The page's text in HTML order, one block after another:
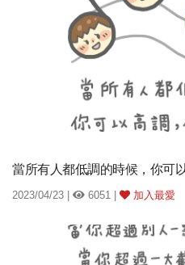
當所有人都低調的時候，你可
2023/04/23 | 6051 | 加入最愛